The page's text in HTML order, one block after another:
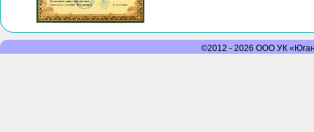
©2012 - 2026 ООО УК